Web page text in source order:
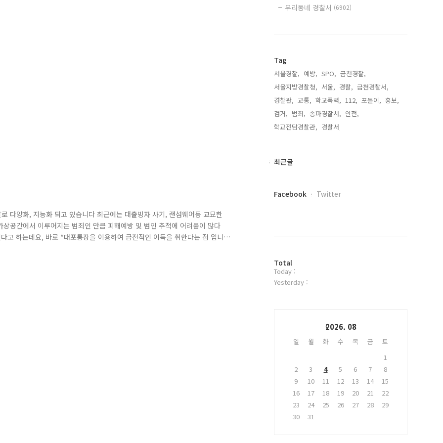
다양화, 지능화 되고 있습니다 최근에는 대출빙자 사기, 랜섬웨어등 교묘한
공간에서 이루어지는 범죄인 만큼 피해예방 및 범인 추적에 어려움이 많다
고 하는데요, 바로 *대포통장을 이용하여 금전적인 이득을 취한다는 점 입니
우리동네 경찰서 (6902)
Tag
서울경찰, 예방, SPO, 금천경찰,
서울지방경찰청, 서울, 경찰, 금천경찰서,
경찰관, 교통, 학교폭력, 112, 포돌이, 홍보,
검거, 범죄, 송파경찰서, 안전,
학교전담경찰관, 경찰서,
최
최근글
페
플
러
그
Facebook Twitter
방
문
자
Total
Today :
Yesterday :
2026. 08
일 월 화 수 목 금
토
1
2
3 4 5 6 7
8
9
10 11 12 13 14
15
16
17 18 19 20 21
22
23
24 25 26 27 28
29
30
31